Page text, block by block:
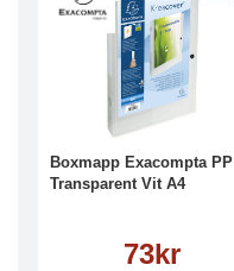
Boxmapp Exacompta PP
Transparent Vit A4
73kr